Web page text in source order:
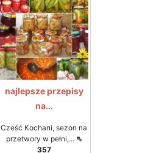
najlepsze przepisy
na...
Cześć Kochani, sezon na
przetwory w pełni,... ⇖
357